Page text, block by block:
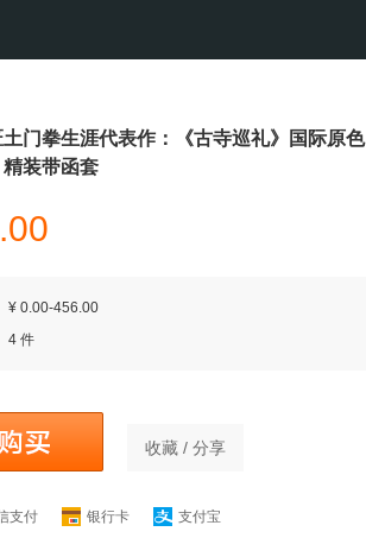
土门拳生涯代表作：《古寺巡礼》国际原色
装带函套
¥ 0.00-456.00
4 件
收藏 / 分享
支付 银行卡 支付宝